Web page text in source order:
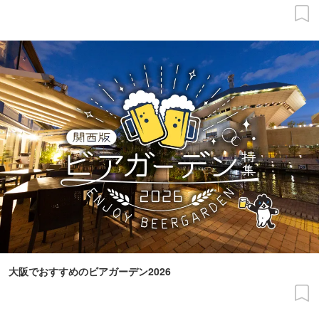
大阪でおすすめのビアガーデン2026